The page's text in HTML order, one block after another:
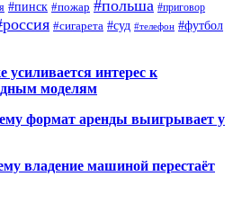
#пинск #пожар #польша #приговор
#сигарета #суд #телефон #футбол
интерес к
моделям
формат аренды выигрывает у
владение машиной перестаёт